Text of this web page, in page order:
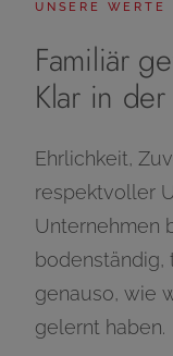
UNSERE WERTE
Familiär
Klar in
Ehrlichkeit,
respektvoller
Unternehmen
bodenständig,
genauso, wie
gelernt haben.